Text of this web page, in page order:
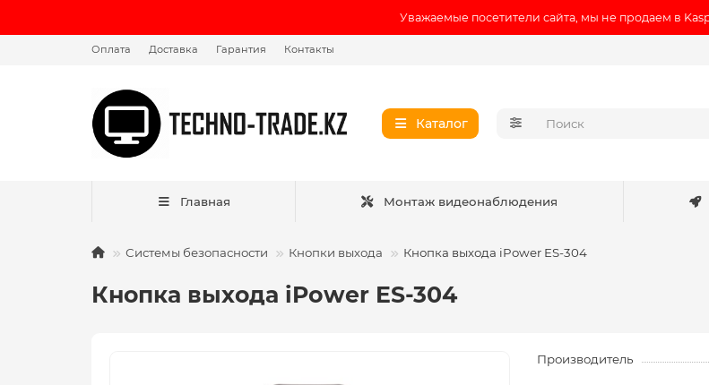
Уважаемые посетители сайта, мы не продаем в
Оплата Доставка Гарантия Контакты
Каталог
Главная Монтаж видеонаблюдения
Системы безопасности Кнопки выхода Кнопка выхода iPower ES-304
Кнопка выхода iPower ES-304
Производитель